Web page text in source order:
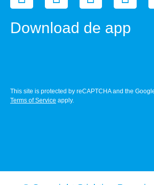
Download de app
This site is protected by reCAPTCHA and the
Terms of Service apply.